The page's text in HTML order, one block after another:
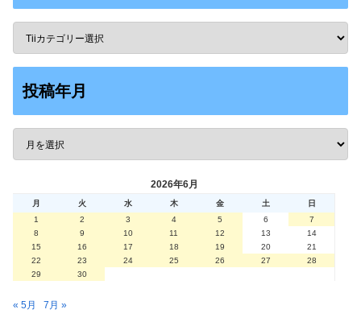
投稿年月
2026年6月
月 火 水 木 金 土
日
1
2 3 4 5 6
7
8
9 10 11 12 13
14
15
16 17 18 19 20
21
22
23 24 25 26 27
28
29
30
« 5月 7月 »